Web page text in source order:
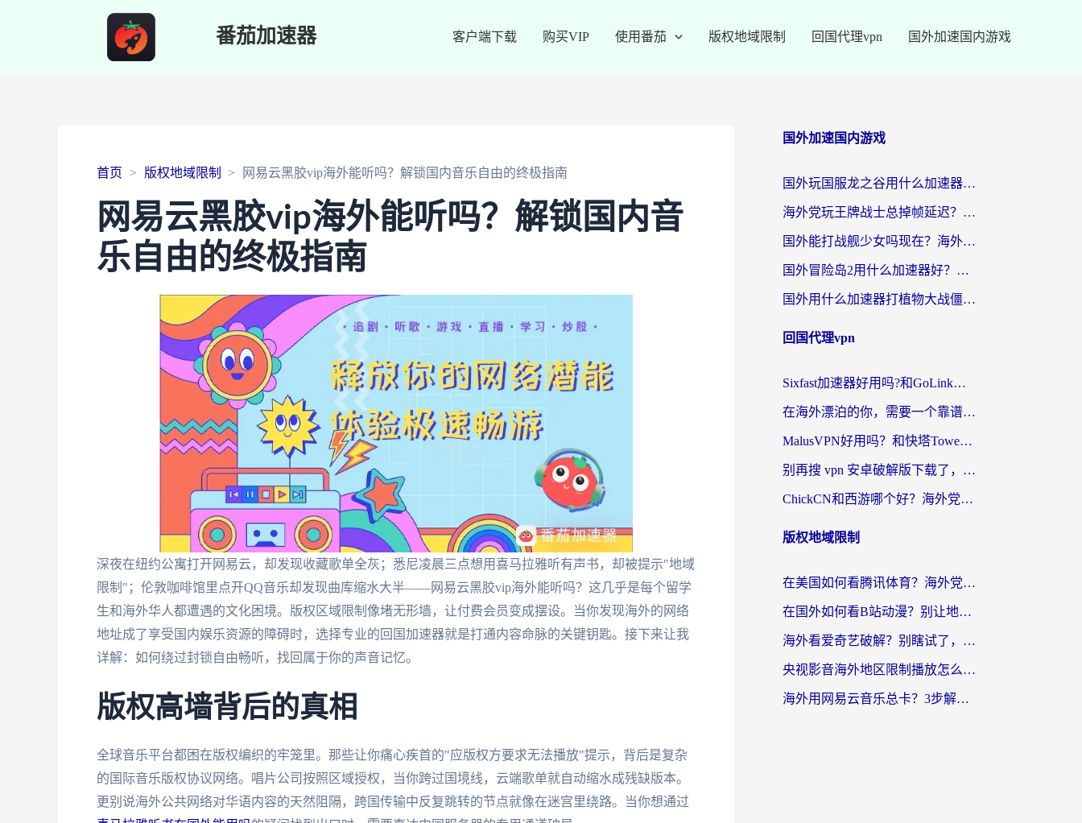
番茄加速器 客户端下载 购买VIP 使用番茄 版权地域限制 回国代理vpn 国外加速国内游戏
首页 版权地域限制 网易云黑胶vip海外能听吗？解锁国内音乐自由的终极指南
网易云黑胶vip海外能听吗？解锁国内音
乐自由的终极指南
深夜在纽约公寓打开网易云，却发现收藏歌单全灰；悉尼凌晨三点想用喜马拉雅听有声书，却被提示"地域
限制"；伦敦咖啡馆里点开QQ音乐却发现曲库缩水大半——网易云黑胶vip海外能听吗？这几乎是每个留学
生和海外华人都遭遇的文化困境。版权区域限制像堵无形墙，让付费会员变成摆设。当你发现海外的网络
地址成了享受国内娱乐资源的障碍时，选择专业的回国加速器就是打通内容命脉的关键钥匙。接下来让我
详解：如何绕过封锁自由畅听，找回属于你的声音记忆。
版权高墙背后的真相
全球音乐平台都困在版权编织的牢笼里。那些让你痛心疾首的"应版权方要求无法播放"提示，背后是复杂
的国际音乐版权协议网络。唱片公司按照区域授权，当你跨过国境线，云端歌单就自动缩水成残缺版本。
更别说海外公共网络对华语内容的天然阻隔，跨国传输中反复跳转的节点就像在迷宫里绕路。当你想通过
国外加速国内游戏
国外玩国服龙之谷用什么加速器最好？一份给海外游子的终极指南
海外党玩王牌战士总掉帧延迟？这份王牌战士延迟加速器终极指南救你命
国外能打战舰少女吗现在？海外玩家的国服游戏加速终极指南
国外冒险岛2用什么加速器好？海外党国服游戏畅玩全攻略（附鸣潮哈利波特加速技巧）
国外用什么加速器打植物大战僵尸好？海外党国服游戏加速终极指南
回国代理vpn
Sixfast加速器好用吗?和GoLink加速器对比哪个回国效果更好?海外党亲测实用指南
在海外漂泊的你，需要一个靠谱的“回国机场”
MalusVPN好用吗？和快塔TowerFastVPN对比哪个回国效果更好？海外党亲测实用指南
别再搜 vpn 安卓破解版下载了，海外党回国上网的正确姿势在这里
ChickCN和西游哪个好？海外党2026亲测回国加速器选择指南（附expressvpn中国对比）
版权地域限制
在美国如何看腾讯体育？海外党解锁NBA欧洲杯直播的终极攻略
在国外如何看B站动漫？别让地区限制打断你的追番节奏
海外看爱奇艺破解？别瞎试了，这才是留学生华人追剧看球的正确打开方式
央视影音海外地区限制播放怎么办？海外党亲测有效的回国加速指南
海外用网易云音乐总卡？3步解决版权限制+卡顿，还能听喜马拉雅！